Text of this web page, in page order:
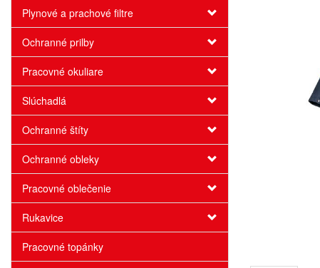
Plynové a prachové filtre
Ochranné prilby
Pracovné okuliare
Slúchadlá
Ochranné štíty
Ochranné obleky
Pracovné oblečenie
Rukavice
Pracovné topánky